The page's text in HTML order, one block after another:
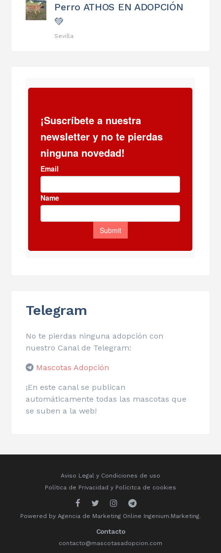
Perro ATHOS EN ADOPCIÓN
💚
Sevilla
Telegram
No te pierdas ninguna adopción con
nuestro Canal de Telegram:
Mascotas Adopción
¡En este canal se publican
automáticamente todas las mascotas que
se suben a la web!
Aviso Legal y Condiciones de uso
Política de Privacidad y Polícitca de cookies
Powered by Agencia de Marketing Online Ingenium.Marketing.
Contacto
contacto@mascotasadopcion.com